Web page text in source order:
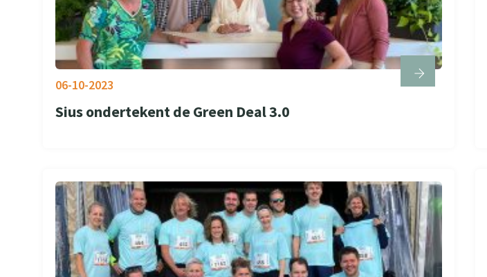
Sius ondertekent de Green Deal 3.0
06-10-2023